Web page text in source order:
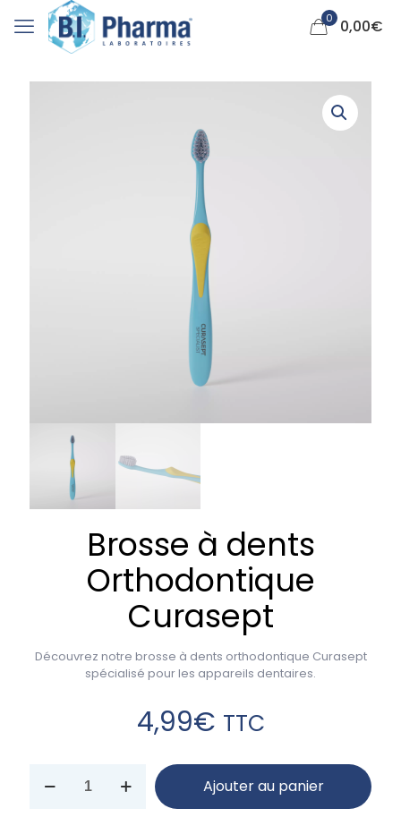
0 0,00€
Brosse à dents
Orthodontique
Curasept
Découvrez notre brosse à dents orthodontique Curasept
spécialisé pour les appareils dentaires.
4,99€ TTC
Ajouter au panier